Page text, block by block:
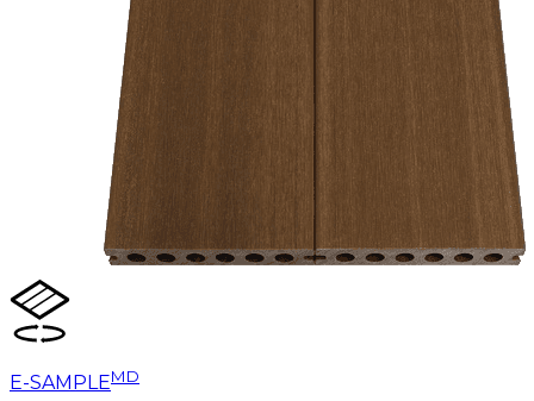
E-SAMPLEMD